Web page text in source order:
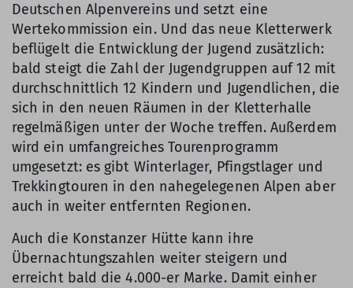
Deutschen Alpenvereins und setzt eine
Wertekommission ein. Und das neue Kletterwerk
beflügelt die Entwicklung der Jugend zusätzlich:
bald steigt die Zahl der Jugendgruppen auf 12 mit
durchschnittlich 12 Kindern und Jugendlichen, die
sich in den neuen Räumen in der Kletterhalle
regelmäßigen unter der Woche treffen. Außerdem
wird ein umfangreiches Tourenprogramm
umgesetzt: es gibt Winterlager, Pfingstlager und
Trekkingtouren in den nahegelegenen Alpen aber
auch in weiter entfernten Regionen.
Auch die Konstanzer Hütte kann ihre
Übernachtungszahlen weiter steigern und
erreicht bald die 4.000-er Marke. Damit einher